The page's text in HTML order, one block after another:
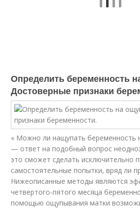
Определить беременность
Достоверные признаки
« Можно ли нащупать беременность
— ответ на подобный вопрос
это сможет сделать исключительно
самостоятельные попытки, вряд ли
Нижеописанные методы являются
четвертого-пятого месяца
помощью ощупывания матки